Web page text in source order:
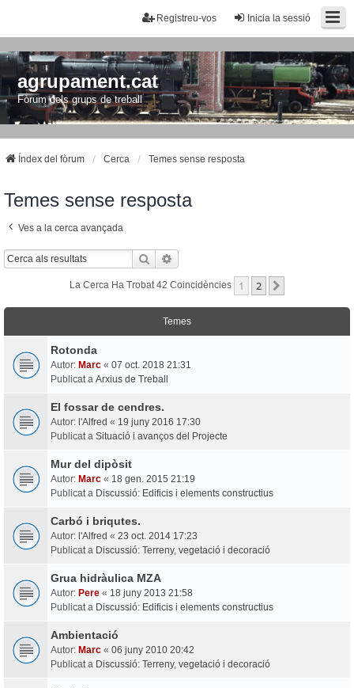
Inicia la sessió
Registreu-vos
agrupament.cat
Fòrum dels grups de treball
Índex del fòrum Cerca Temes sense resposta
Temes sense resposta
Ves a la cerca avançada
Cerca
La Cerca Ha Trobat 42 Coincidències 1 2
Temes
Rotonda
Autor: Marc « 07 oct. 2018 21:31
Publicat a Arxius de Treball
El fossar de cendres.
Autor: l'Alfred « 19 juny 2016 17:30
Publicat a Situació i avanços del Projecte
Mur del dipòsit
Autor: Marc « 18 gen. 2015 21:19
Publicat a Discussió: Edificis i elements constructius
Carbó i briqutes.
Autor: l'Alfred « 23 oct. 2014 17:23
Publicat a Discussió: Terreny, vegetació i decoració
Grua hidràulica MZA
Autor: Pere « 18 juny 2013 21:58
Publicat a Discussió: Edificis i elements constructius
Ambientació
Autor: Marc « 06 juny 2010 20:42
Publicat a Discussió: Terreny, vegetació i decoració